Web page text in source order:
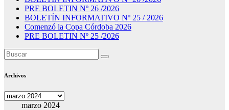
PRE BOLETIN Nº 26 /2026
BOLETÍN INFORMATIVO Nº 25 / 2026
Comenzó la Copa Córdoba 2026
PRE BOLETIN Nº 25 /2026
Archivos
Archivos
marzo 2024